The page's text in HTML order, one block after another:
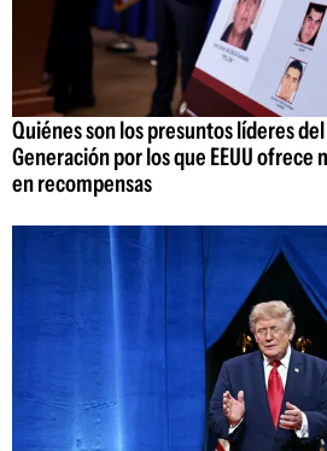
Quiénes son los presuntos líderes
Generación por los que EEUU ofrece
en recompensas